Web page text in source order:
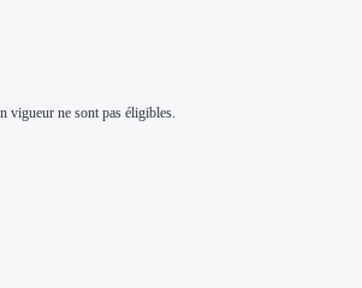
vigueur ne sont pas éligibles.